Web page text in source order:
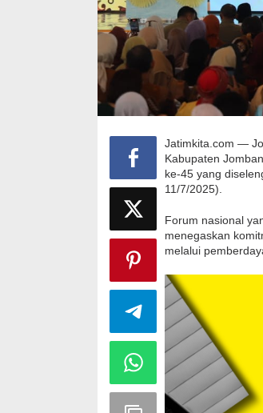
Jatimkita.com —
Kabupaten
ke-45 yang
11/7/2025).
Forum nasional
menegaskan
melalui